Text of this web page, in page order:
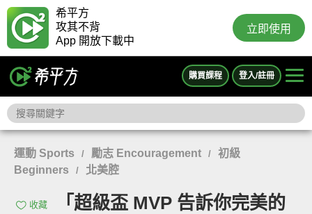
希平方
攻其不背
App 開放下載中
立即使用
購買課程 登入/註冊
運動 Sports / 勵志 Encouragement /
初級
Beginners
/ 北美腔
收藏
「超級盃 MVP 告訴你完美的